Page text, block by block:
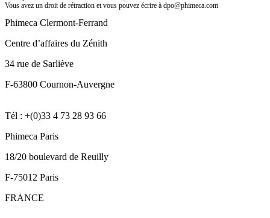
Vous avez un droit de rétraction et vous pouvez écrire à dpo@phimeca.com
Phimeca Clermont-Ferrand
Centre d’affaires du Zénith
34 rue de Sarliève
F-63800 Cournon-Auvergne
Tél : +(0)33 4 73 28 93 66
Phimeca Paris
18/20 boulevard de Reuilly
F-75012 Paris
FRANCE